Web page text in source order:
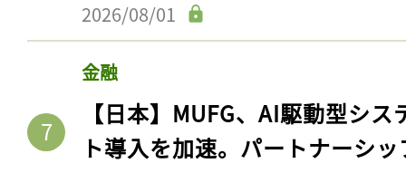
2026/08/01
金融
【日本】MUFG、AI駆動型シ
ト導入を加速。パートナーシ